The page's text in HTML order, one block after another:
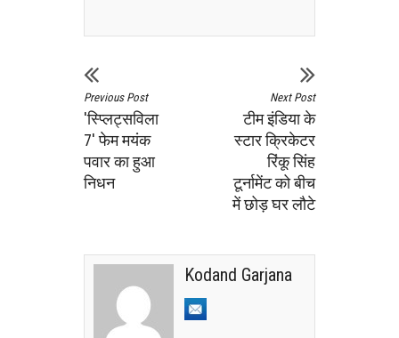
Previous Post
'स्प्लिट्सविला
7' फेम मयंक
पवार का हुआ
निधन
Next Post
टीम इंडिया के
स्टार क्रिकेटर
रिंकू सिंह
टूर्नामेंट को बीच
में छोड़ घर लौटे
Kodand Garjana